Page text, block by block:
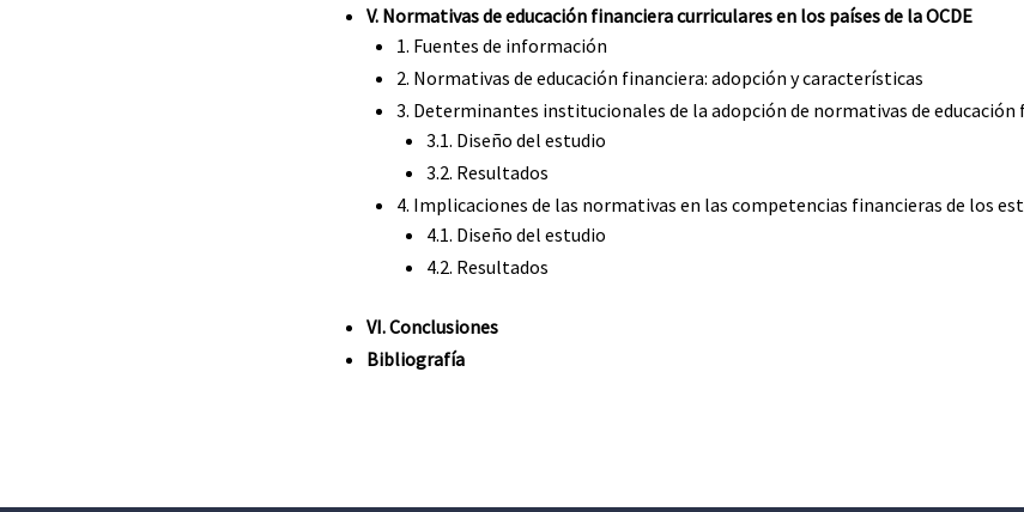
V. Normativas de educación financiera curriculares en los países de la OCDE
1. Fuentes de información
2. Normativas de educación financiera: adopción y características
3. Determinantes institucionales de la adopción de normativas de educación
3.1. Diseño del estudio
3.2. Resultados
4. Implicaciones de las normativas en las competencias financieras de los
4.1. Diseño del estudio
4.2. Resultados
VI. Conclusiones
Bibliografía